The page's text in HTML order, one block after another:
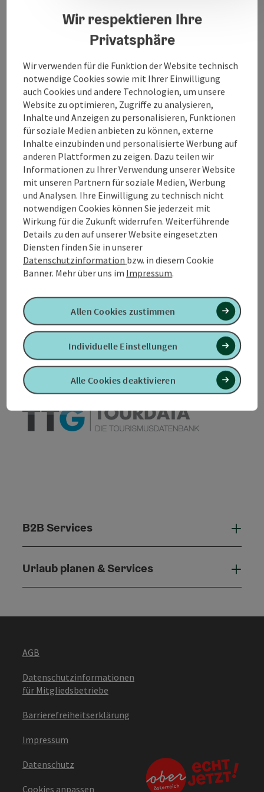
Abfahrt Pichl - dann weiter auf der B134/137 Richtung
Grieskirchen Zug: Ausstiegsstelle Grieskirchen-
Gallspach Flug: Flughafen Linz/Hörsching
Kontakt
Öffnungszeiten
Anreise/Lage
Eignung
Barrierefreiheit
PDF erstellen
Beitrag drucken
In der Nähe
powered byTOURDATA
B2B Services
Urlaub planen & Services
AGB
Datenschutzinformationen
für Mitgliedsbetriebe
Barrierefreiheitserklärung
Impressum
Datenschutz
Cookies anpassen
Wir respektieren Ihre
Privatsphäre
Wir verwenden für die Funktion der Website technisch
notwendige Cookies sowie mit Ihrer Einwilligung
auch Cookies und andere Technologien, um unsere
Website zu optimieren, Zugriffe zu analysieren,
Inhalte und Anzeigen zu personalisieren, Funktionen
für soziale Medien anbieten zu können, externe
Inhalte einzubinden und personalisierte Werbung auf
anderen Plattformen zu zeigen. Dazu teilen wir
Informationen zu Ihrer Verwendung unserer Website
mit unseren Partnern für soziale Medien, Werbung
und Analysen. Ihre Einwilligung zu technisch nicht
notwendigen Cookies können Sie jederzeit mit
Wirkung für die Zukunft widerrufen. Weiterführende
Details zu den auf unserer Website eingesetzten
Diensten finden Sie in unserer
Datenschutzinformation bzw. in diesem Cookie
Banner. Mehr über uns im Impressum.
Alle Cookies deaktivieren
Individuelle Einstellungen
Allen Cookies zustimmen